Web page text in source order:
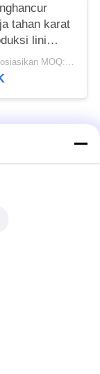
tahan karat
lini
pati
Dapat dinegosiasikan MOQ:1 Set
Pengolah